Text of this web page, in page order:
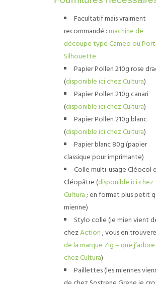
Facultatif mais vraiment
recommandé :machine de
découpe type Cameo ou
Silhouette
Papier Pollen 210g rose
(disponible ici chez Cultura)
Papier Pollen 210g canari
(disponible ici chez Cultura)
Papier Pollen 210g blanc
(disponible ici chez Cultura)
Papier blanc 80g (papier
classique pour imprimante)
Colle multi-usage Cléocol
Cléopâtre (disponible ici chez
Cultura; en format plus petit
mienne)
Stylo colle (le mien vient
chezAction; vous en
de la marque Zig – que
chez Cultura)
Paillettes (les miennes